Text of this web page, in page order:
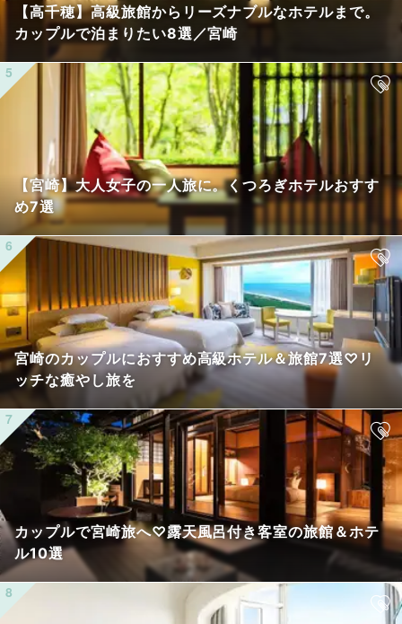
【高千穂】高級旅館からリーズナブルなホテルまで。
カップルで泊まりたい8選／宮崎
【宮崎】大人女子の一人旅に。くつろぎホテルおすす
め7選
宮崎のカップルにおすすめ高級ホテル＆旅館7選♡リ
ッチな癒やし旅を
カップルで宮崎旅へ♡露天風呂付き客室の旅館＆ホテ
ル10選